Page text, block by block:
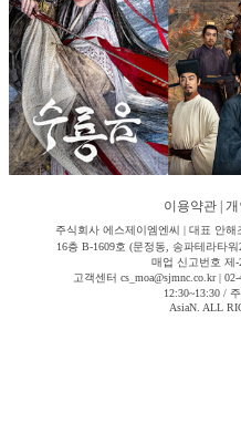
이용약관 개
주식회사 에스제이엠엔씨 | 대표 안
16층 B-1609호 (문정동, 송파테라타
매업 신고번호 제-
고객센터 cs_moa@sjmnc.co.kr |
12:30~13:30 /
AsiaN. ALL